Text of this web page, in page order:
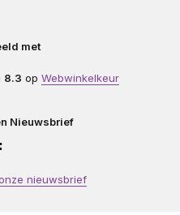
met
8.3 op Webwinkelkeur
Nieuwsbrief
nieuwsbrief